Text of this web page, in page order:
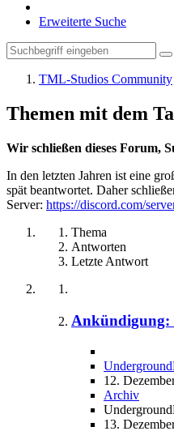
Erweiterte Suche
TML-Studios Community
Themen mit dem
Wir schließen dieses Forum,
In den letzten Jahren ist eine
spät beantwortet. Daher
Server: https://discord.com/
Thema
Antworten
Letzte Antwort
12.
Archiv
13.